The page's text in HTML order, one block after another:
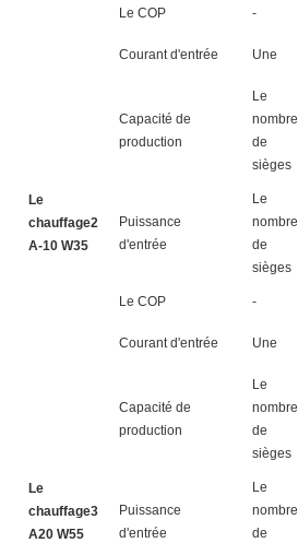
Le COP -
Courant d'entrée Une
Le
chauffage2
A-10 W35
Capacité de
production
Le
nombre
de
sièges
Puissance
d'entrée
Le
nombre
de
sièges
Le COP -
Courant d'entrée Une
Le
chauffage3
A20 W55
Capacité de
production
Le
nombre
de
sièges
Puissance
d'entrée
Le
nombre
de